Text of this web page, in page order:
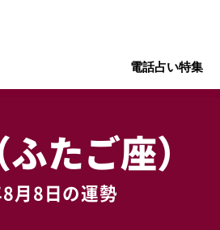
電話占い特集
たご座）
月8日の運勢